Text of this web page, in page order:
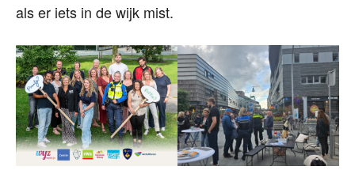
als er iets in de wijk mist.